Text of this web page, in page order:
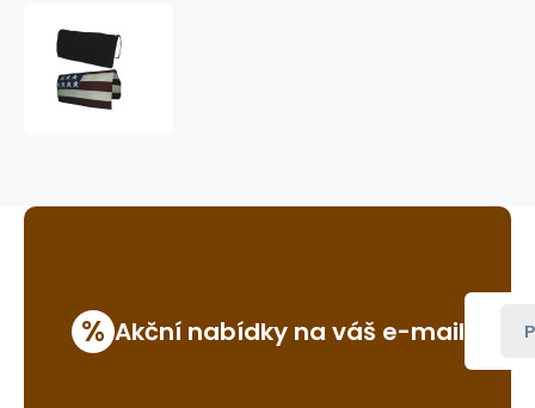
% Akční nabídky na váš e-mail